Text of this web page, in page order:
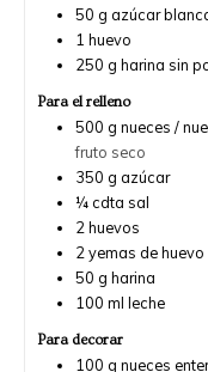
50 g azúcar
1 huevo
250 g harina sin
Para el relleno
500 g nueces /
fruto seco
350 g azúcar
¼ cdta sal
2 huevos
2 yemas de huevo
50 g harina
100 ml leche
Para decorar
100 g nueces